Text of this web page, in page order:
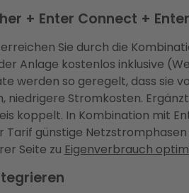
+ Enter Connect +
Sie durch die
Anlage kostenlos inklusive
werden so geregelt, dass
niedrigere Stromkosten.
koppelt. In Kombination mit
Tarif günstige
Seite zu Eigenverbrauch